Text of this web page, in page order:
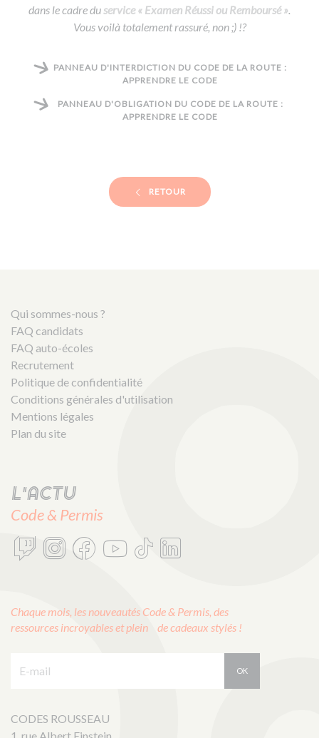
dans le cadre du service « Examen Réussi ou Remboursé »
Vous voilà totalement rassuré, non ;) !?
PANNEAU D'INTERDICTION DU CODE DE LA ROUTE :
APPRENDRE LE CODE
PANNEAU D'OBLIGATION DU CODE DE LA ROUTE :
APPRENDRE LE CODE
RETOUR
Qui sommes-nous ?
FAQ candidats
FAQ auto-écoles
Recrutement
Politique de confidentialité
Conditions générales d'utilisation
Mentions légales
Plan du site
L'actu
Code & Permis
Chaque mois, les nouveautés Code & Permis, des
ressources incroyables et plein de cadeaux stylés !
OK
CODES ROUSSEAU
1, rue Albert Einstein